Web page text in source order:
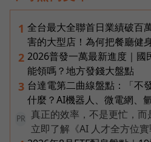
1 全台最大全聯首日業績破百
害的大型店！為何把餐廳健
2 2026普發一萬最新進度｜國
能領嗎？地方發錢大盤點
3 台達電第二曲線盤點：「不
什麼？AI機器人、微電網、
PR
真正的效率，不是更忙，而
立即了解《AI 人才全方位實